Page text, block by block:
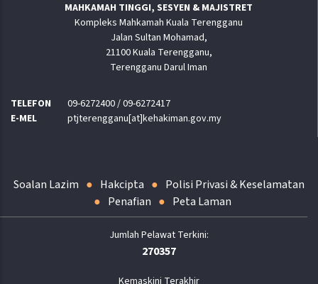
MAHKAMAH TINGGI, SESYEN & MAJISTRET
Kompleks Mahkamah Kuala Terengganu
Jalan Sultan Mohamad,
21100 Kuala Terengganu,
Terengganu Darul Iman
TELEFON
09-6272400 / 09-6272417
E-MEL
ptjterengganu[at]kehakiman.gov.my
Soalan Lazim Hakcipta
Polisi Privasi & Keselamatan
Penafian
Peta Laman
270357